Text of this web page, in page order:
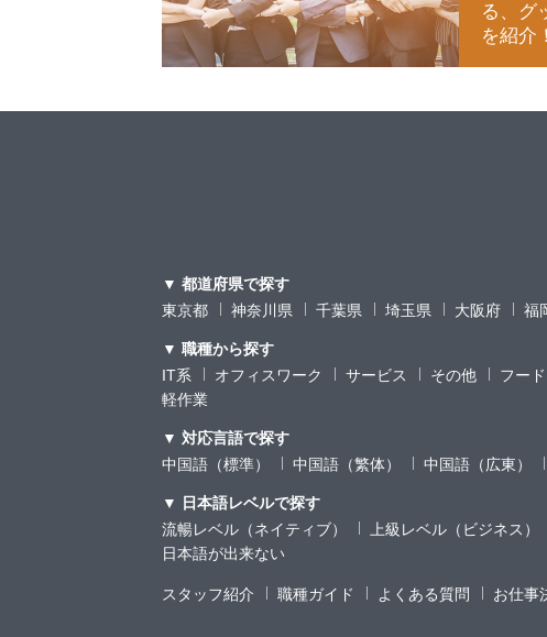
る、グ
を紹介！
▼ 都道府県で探す
東京都
神奈川県 千葉県 埼玉県 大阪府 福
▼ 職種から探す
IT系
オフィスワーク サービス その他 フード
軽作業
▼ 対応言語で探す
中国語（標準）
中国語（繁体） 中国語（広東）
▼ 日本語レベルで探す
流暢レベル（ネイティブ）
上級レベル（ビジネス）
日本語が出来ない
スタッフ紹介 職種ガイド よくある質問 お仕事